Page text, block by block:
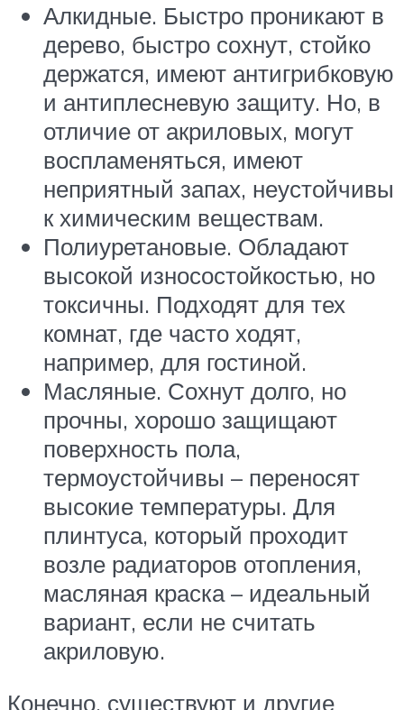
Алкидные. Быстро проникают в
дерево, быстро сохнут, стойко
держатся, имеют антигрибковую
и антиплесневую защиту. Но, в
отличие от акриловых, могут
воспламеняться, имеют
неприятный запах, неустойчивы
к химическим веществам.
Полиуретановые. Обладают
высокой износостойкостью, но
токсичны. Подходят для тех
комнат, где часто ходят,
например, для гостиной.
Масляные. Сохнут долго, но
прочны, хорошо защищают
поверхность пола,
термоустойчивы – переносят
высокие температуры. Для
плинтуса, который проходит
возле радиаторов отопления,
масляная краска – идеальный
вариант, если не считать
акриловую.
Конечно, существуют и другие